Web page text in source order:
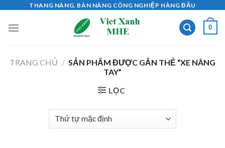
content
THANG NÂNG, BÀN NÂNG CÔNG NGHIỆP HÀNG ĐẦU
0
TRANG CHỦ / SẢN PHẨM ĐƯỢC GẮN THẺ “XE NÂNG
TAY”
LỌC